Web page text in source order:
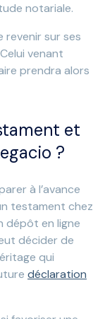
notariale.
revenir sur ses
venant
prendra alors
et
?
à l’avance
testament chez
dépôt en ligne
décider de
qui
déclaration